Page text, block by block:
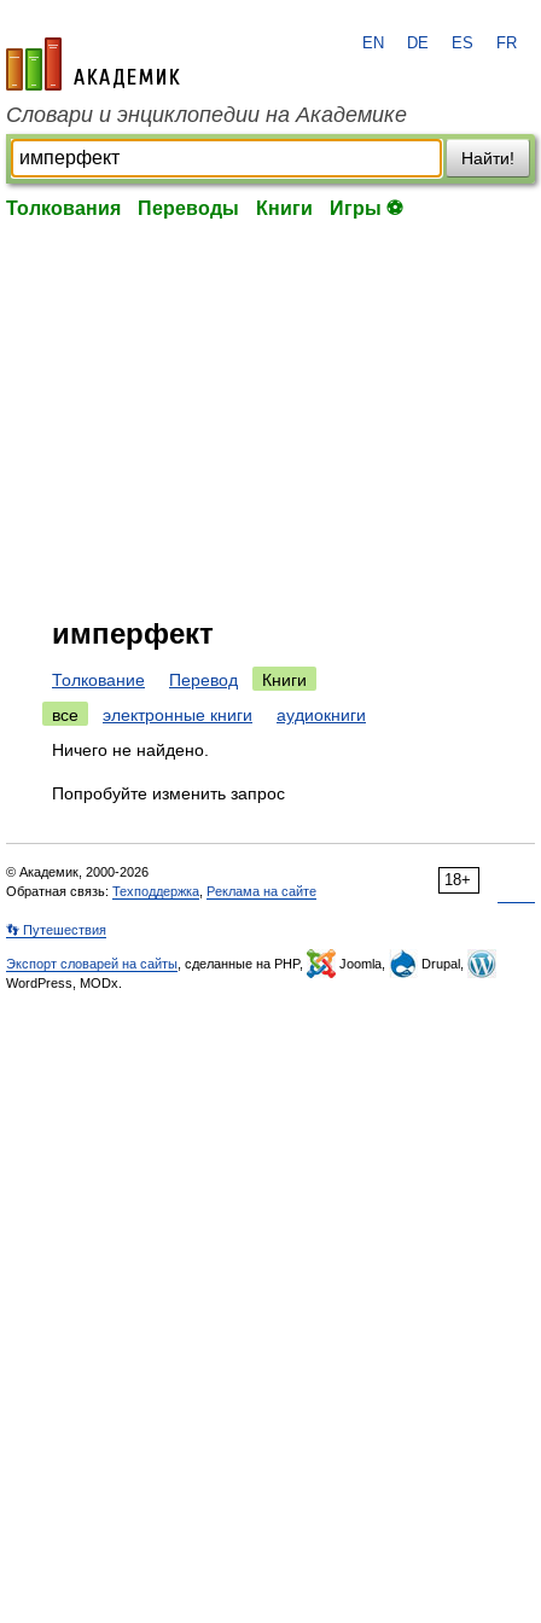
academic.ru
EN DE ES FR
Словари и энциклопедии на Академике
Найти!
Толкования Переводы Книги Игры ⚽
имперфект
Толкование Перевод
Книги
все
электронные книги
аудиокниги
Ничего не найдено.
Попробуйте изменить запрос
18+
© Академик, 2000-2026
Обратная связь: Техподдержка Реклама на сайте
👣 Путешествия
Экспорт словарей на сайты , сделанные на PHP, Joomla,
Drupal,
WordPress, MODx.